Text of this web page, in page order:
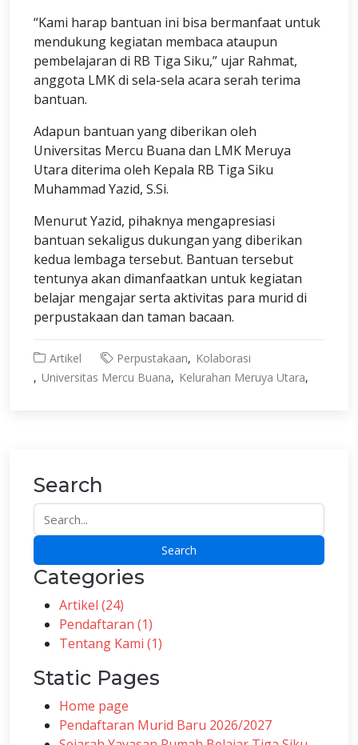
“Kami harap bantuan ini bisa bermanfaat untuk
mendukung kegiatan membaca ataupun
pembelajaran di RB Tiga Siku,” ujar Rahmat,
anggota LMK di sela-sela acara serah terima
bantuan.
Adapun bantuan yang diberikan oleh
Universitas Mercu Buana dan LMK Meruya
Utara diterima oleh Kepala RB Tiga Siku
Muhammad Yazid, S.Si.
Menurut Yazid, pihaknya mengapresiasi
bantuan sekaligus dukungan yang diberikan
kedua lembaga tersebut. Bantuan tersebut
tentunya akan dimanfaatkan untuk kegiatan
belajar mengajar serta aktivitas para murid di
perpustakaan dan taman bacaan.
Artikel Perpustakaan
Kolaborasi
Universitas Mercu Buana
Kelurahan Meruya Utara
Search
Search
Search
Categories
Artikel (24)
Pendaftaran (1)
Tentang Kami (1)
Static Pages
Home page
Pendaftaran Murid Baru 2026/2027